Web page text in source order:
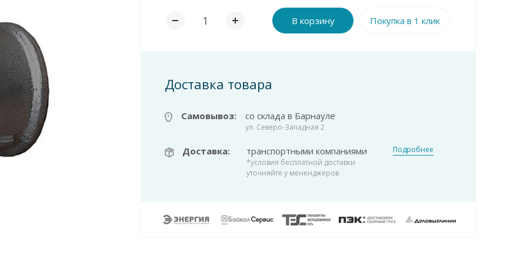
В корзину Покупка в 1 клик
Доставка товара
Самовывоз: со склада в Барнауле
ул. Северо-Западная 2
Доставка: транспортными компаниями
*условия бесплатной доставки
уточняйте у мененджеров
Подробнее